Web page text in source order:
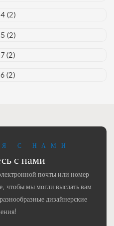
С НАМИ
с нами
почты или номер
чтобы мы могли выслать вам
дизайнерские